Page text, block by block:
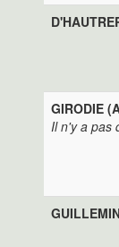
GIRODIE
Il n'y a pas